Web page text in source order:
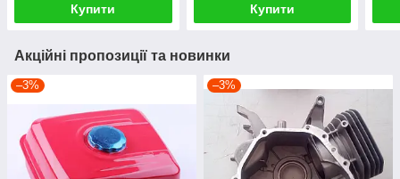
Купити Купити
Акційні пропозиції та новинки
–3% –3%